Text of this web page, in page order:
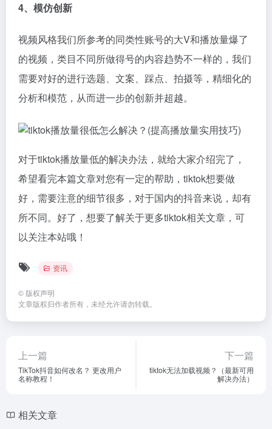
4、模仿创新
视频风格我们所参考的同类性账号的大V和播放量爆了
的视频，类目不同所做得号的内容趋势不一样的，我们
需要对好的进行选题、文案、踩点、拍摄等，精细化的
分析和模范，从而进一步的创新并超越。
对于tiktok播放量低的解决办法，就给大家介绍完了，
希望看完本篇文章对您有一定的帮助，tiktok想要做
好，需要注意的细节很多，对于国内的抖音来说，却有
所不同。好了，想要了解关于更多tiktok相关文章，可
以关注本站哦！
资讯
© 版权声明
文章版权归作者所有，未经允许请勿转载。
上一篇
TikTok抖音如何改名？ 更改用户
名称教程！
下一篇
tiktok无法加载视频？（最新可用
解决办法）
相关文章